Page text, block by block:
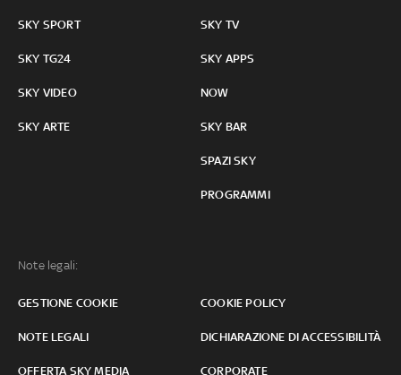
SKY SPORT
SKY TG24
SKY VIDEO
SKY ARTE
SKY TV
SKY APPS
NOW
SKY BAR
SPAZI SKY
PROGRAMMI
Note legali:
GESTIONE COOKIE COOKIE POLICY
NOTE LEGALI DICHIARAZIONE DI ACCESSIBILITÀ
OFFERTA SKY MEDIA CORPORATE